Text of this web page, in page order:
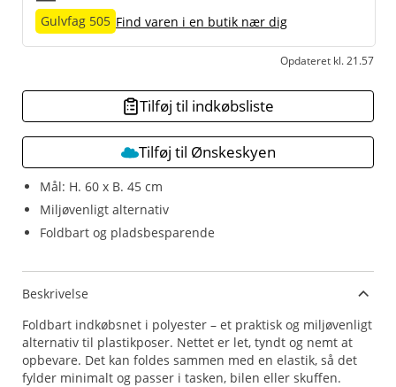
Mål: H. 60 x B. 45 cm
Miljøvenligt alternativ
Foldbart og pladsbesparende
Gulvfag 505 Find varen i en butik nær dig
Opdateret kl. 21.57
Tilføj til indkøbsliste
Tilføj til Ønskeskyen
Beskrivelse
Foldbart indkøbsnet i polyester – et praktisk og miljøvenligt
alternativ til plastikposer. Nettet er let, tyndt og nemt at
opbevare. Det kan foldes sammen med en elastik, så det
fylder minimalt og passer i tasken, bilen eller skuffen.